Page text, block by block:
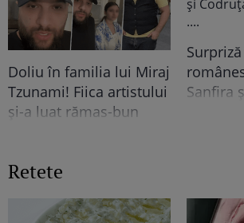
Doliu în familia lui Miraj
Tzunami! Fiica artistului
și-a luat rămas-bun
Sanfira
Retete